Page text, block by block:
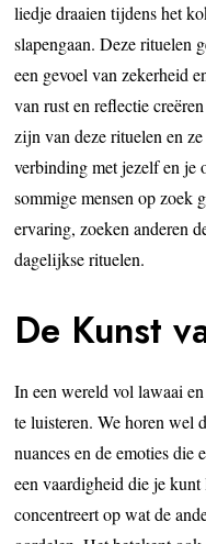
liedje draaien tijdens het
slapengaan. Deze rituelen
een gevoel van zekerheid
van rust en reflectie
zijn van deze rituelen en
verbinding met jezelf en je
sommige mensen op zoek
ervaring, zoeken anderen
dagelijkse rituelen.
De Kunst
In een wereld vol lawaai
te luisteren. We horen wel
nuances en de emoties die
een vaardigheid die je
concentreert op wat de